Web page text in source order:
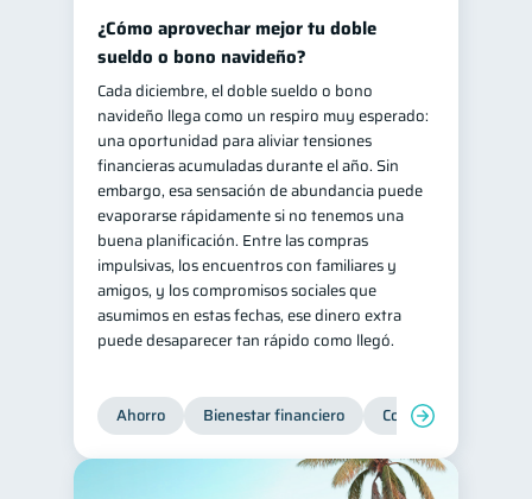
Finanzas para mujeres 20
Seguridad financiera 13
Salud financiera 12
Productos financieros 11
Organización Financiera 10
Deudas 10 Préstamos 8
Ahorro
Tarjeta de crédito 6
Historial crediticio
Servicios
Derechos & Deberes
Superintendencia de Bancos 4
¿Cómo aprovechar mejor tu doble
sueldo o bono navideño?
Cada diciembre, el doble sueldo o bono
navideño llega como un respiro muy esperado:
una oportunidad para aliviar tensiones
financieras acumuladas durante el año. Sin
embargo, esa sensación de abundancia puede
evaporarse rápidamente si no tenemos una
buena planificación. Entre las compras
impulsivas, los encuentros con familiares y
amigos, y los compromisos sociales que
asumimos en estas fechas, ese dinero extra
puede desaparecer tan rápido como llegó.
Ahorro Bienestar financiero Consejos